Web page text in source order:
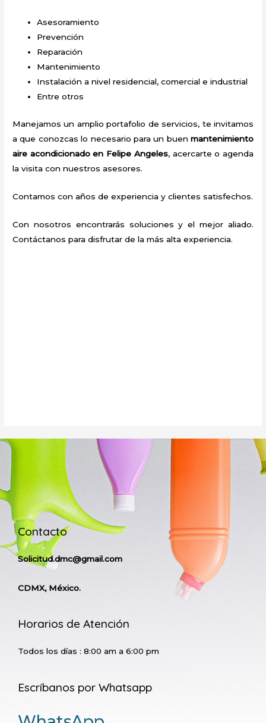
Asesoramiento
Prevención
Reparación
Mantenimiento
Instalación a nivel residencial, comercial e industrial
Entre otros
Manejamos un amplio portafolio de servicios, te invitamos
a que conozcas lo necesario para un buen mantenimiento
aire acondicionado en Felipe Angeles, acercarte o agenda
la visita con nuestros asesores.
Contamos con años de experiencia y clientes satisfechos.
Con nosotros encontrarás soluciones y el mejor aliado.
Contáctanos para disfrutar de la más alta experiencia.
Contacto
Solicitud.dmc@gmail.com
CDMX, México.
Horarios de Atención
Todos los días : 8:00 am a 6:00 pm
Escríbanos por Whatsapp